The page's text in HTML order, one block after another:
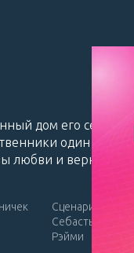
дом его семьи,
один за
любви и верности
Сценарий:
Себастьян
Рэйми